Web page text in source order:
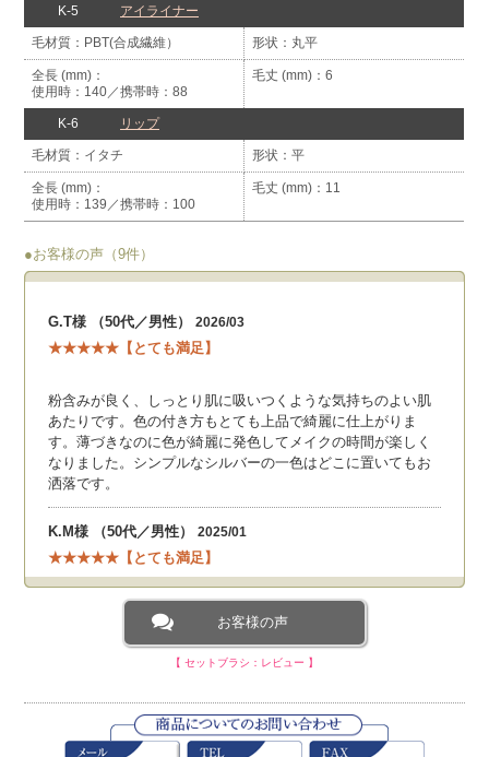
K-5 アイライナー
PBT(合成繊維） 丸平
使用時：140 携帯時：88
6
K-6 リップ
イタチ 平
使用時：139 携帯時：100
11
●お客様の声（9件）
G.T様 （50代／男性）2026/03
★★★★★【とても満足】
粉含みが良く、しっとり肌に吸いつくような気持ちのよい肌
あたりです。色の付き方もとても上品で綺麗に仕上がりま
す。薄づきなのに色が綺麗に発色してメイクの時間が楽しく
なりました。シンプルなシルバーの一色はどこに置いてもお
洒落です。
K.M様 （50代／男性）2025/01
★★★★★【とても満足】
コンパクトで一揃いセットになっており、持ち運びにも便利
でとても喜んでもらえました。
高校卒業、大学入学のお祝いに名前入りにて購入いたしまし
た、とても喜んでもらえてよかったです。
N.A様 （30代／男性）2024/09
★★★★★【とても満足】
お客様の声
【 セットブラシ：レビュー 】